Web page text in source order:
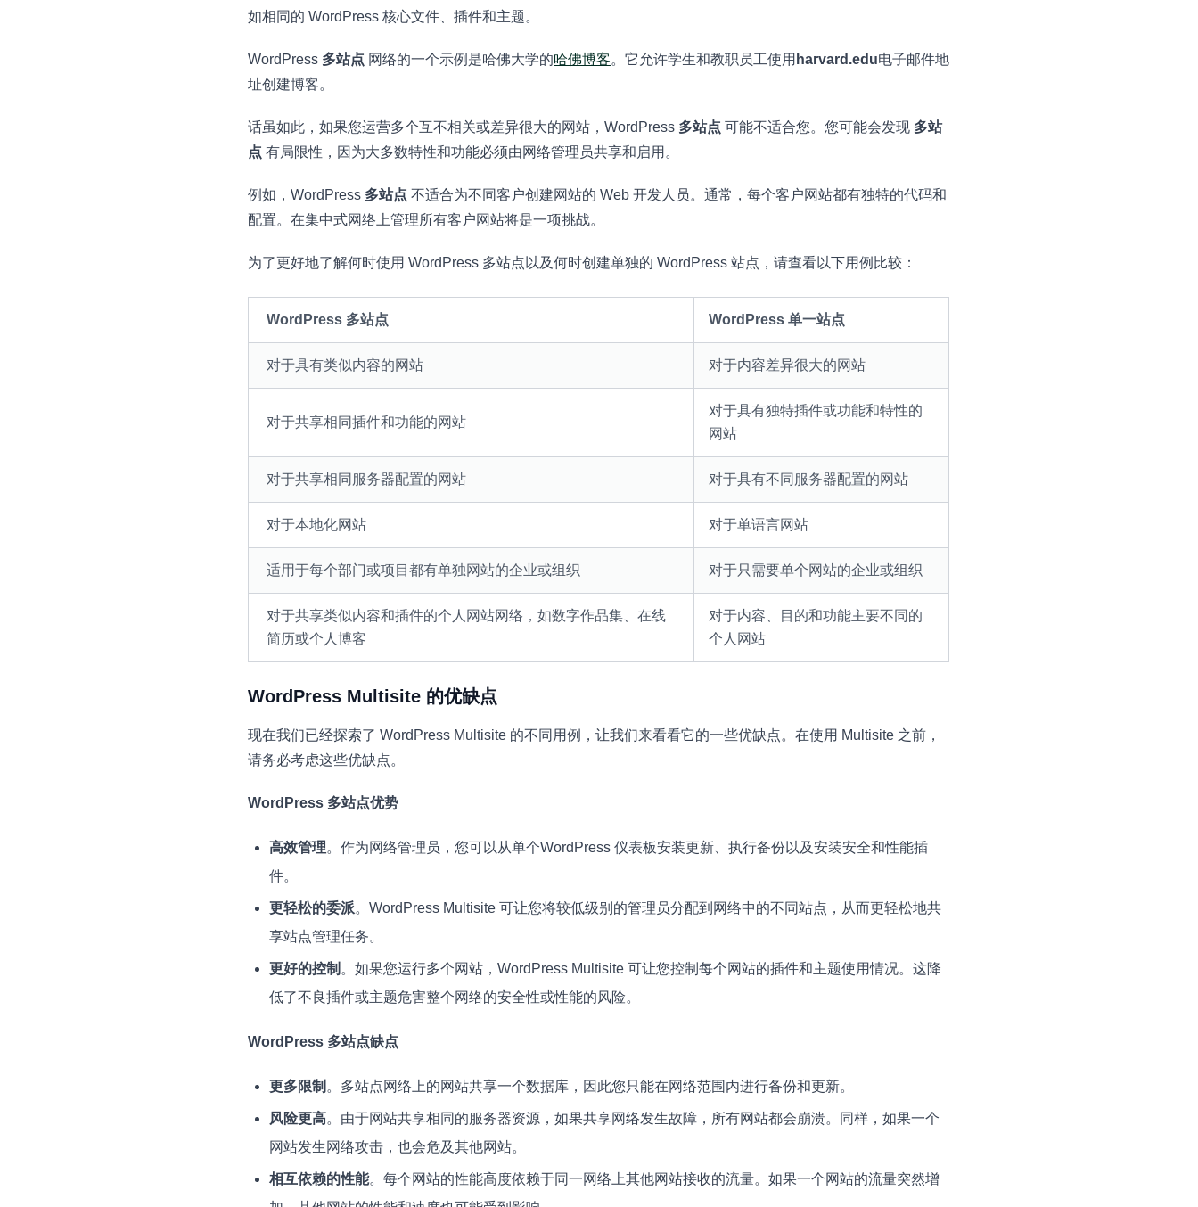
如相同的 WordPress 核心文件、插件和主题。
WordPress 多站点 网络的一个示例是哈佛大学的哈佛博客。它允许学生和教职员工使用 harvard.edu电子邮件地
址创建博客。
话虽如此，如果您运营多个互不相关或差异很大的网站，WordPress 多站点 可能不适合您。您可能会发现 多站
点 有局限性，因为大多数特性和功能必须由网络管理员共享和启用。
例如，WordPress 多站点 不适合为不同客户创建网站的 Web 开发人员。通常，每个客户网站都有独特的代码和
配置。在集中式网络上管理所有客户网站将是一项挑战。
为了更好地了解何时使用 WordPress 多站点以及何时创建单独的 WordPress 站点，请查看以下用例比较：
WordPress 多站点 WordPress 单一站点
对于具有类似内容的网站 对于内容差异很大的网站
对于共享相同插件和功能的网站
对于具有独特插件或功能和特性的
网站
对于共享相同服务器配置的网站 对于具有不同服务器配置的网站
对于本地化网站 对于单语言网站
适用于每个部门或项目都有单独网站的企业或组织 对于只需要单个网站的企业或组织
对于共享类似内容和插件的个人网站网络，如数字作品集、在线
简历或个人博客
对于内容、目的和功能主要不同的
个人网站
WordPress Multisite 的优缺点
现在我们已经探索了 WordPress Multisite 的不同用例，让我们来看看它的一些优缺点。在使用 Multisite 之前，
请务必考虑这些优缺点。
WordPress 多站点优势
高效管理。作为网络管理员，您可以从单个WordPress 仪表板安装更新、执行备份以及安装安全和性能插
件。
更轻松的委派。WordPress Multisite 可让您将较低级别的管理员分配到网络中的不同站点，从而更轻松地共
享站点管理任务。
更好的控制 。如果您运行多个网站，WordPress Multisite 可让您控制每个网站的插件和主题使用情况。这降
低了不良插件或主题危害整个网络的安全性或性能的风险。
WordPress 多站点缺点
更多限制 。多站点网络上的网站共享一个数据库，因此您只能在网络范围内进行备份和更新。
风险更高。由于网站共享相同的服务器资源，如果共享网络发生故障，所有网站都会崩溃。同样，如果一个
网站发生网络攻击，也会危及其他网站。
相互依赖的性能。每个网站的性能高度依赖于同一网络上其他网站接收的流量。如果一个网站的流量突然增